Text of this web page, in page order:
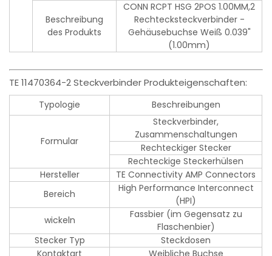
Beschreibung
des Produkts
CONN RCPT HSG 2POS 1.00MM,2
Rechtecksteckverbinder -
Gehäusebuchse Weiß 0.039"
(1.00mm)
TE 11470364-2 Steckverbinder Produkteigenschaften:
Typologie Beschreibungen
Formular
Steckverbinder,
Zusammenschaltungen
Rechteckiger Stecker
Rechteckige Steckerhülsen
Hersteller
TE Connectivity AMP Connectors
Bereich
High Performance Interconnect
(HPI)
wickeln
Fassbier (im Gegensatz zu
Flaschenbier)
Stecker Typ
Steckdosen